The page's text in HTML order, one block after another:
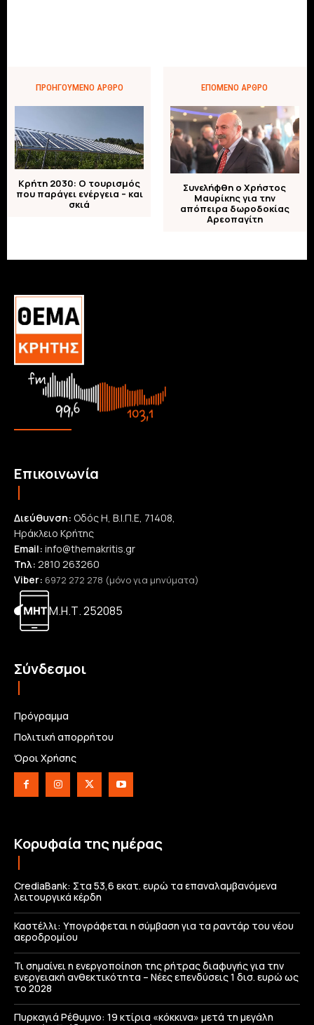
ΠΡΟΗΓΟΎΜΕΝΟ ΆΡΘΡΟ
Κρήτη 2030: Ο τουρισμός
που παράγει ενέργεια – και
σκιά
ΕΠΌΜΕΝΟ ΆΡΘΡΟ
Συνελήφθη ο Χρήστος
Μαυρίκης για την
απόπειρα δωροδοκίας
Αρεοπαγίτη
Επικοινωνία
Διεύθυνση: Οδός Η, Β.Ι.Π.Ε, 71408,
Ηράκλειο Κρήτης
Email: info@themakritis.gr
Τηλ: 2810 263260
Viber: 6972 272 278 (μόνο για μηνύματα)
Μ.Η.Τ. 252085
Σύνδεσμοι
Πρόγραμμα
Πολιτική απορρήτου
Όροι Χρήσης
Κορυφαία της ημέρας
CrediaBank: Στα 53,6 εκατ. ευρώ τα επαναλαμβανόμενα
λειτουργικά κέρδη
Καστέλλι: Υπογράφεται η σύμβαση για τα ραντάρ του νέου
αεροδρομίου
Τι σημαίνει η ενεργοποίηση της ρήτρας διαφυγής για την
ενεργειακή ανθεκτικότητα – Νέες επενδύσεις 1 δισ. ευρώ ως
το 2028
Πυρκαγιά Ρέθυμνο: 19 κτίρια «κόκκινα» μετά τη μεγάλη